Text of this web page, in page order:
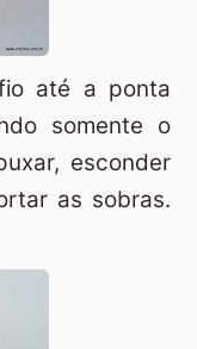
até a ponta
somente o
esconder
as sobras.